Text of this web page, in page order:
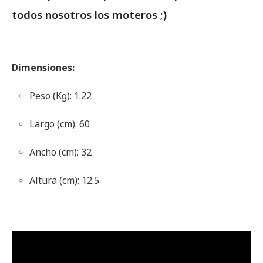
todos nosotros los moteros ;)
Dimensiones:
Peso (Kg): 1.22
Largo (cm): 60
Ancho (cm): 32
Altura (cm): 12.5